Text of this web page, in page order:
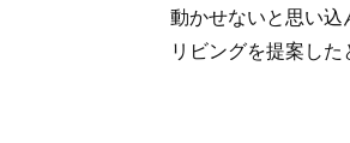
動かせないと思い
リビングを提案し